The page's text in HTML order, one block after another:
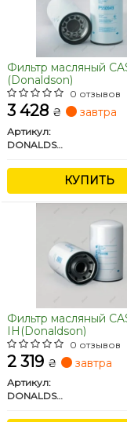
Фильтр масляный
(Donaldson)
0 отзывов
3 428 ₴ завтра
Артикул:
DONALDSON
КУПИТЬ
Фильтр масляный
IH(Donaldson)
0 отзывов
2 319 ₴ завтра
Артикул:
DONALDSON